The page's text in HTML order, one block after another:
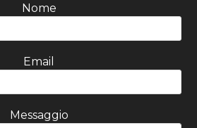
Nome
Email
Messaggio